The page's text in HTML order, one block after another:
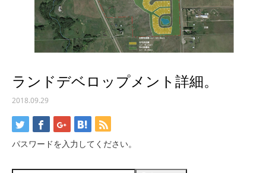
ランドデベロップメント詳細。
2018.09.29
パスワードを入力してください。